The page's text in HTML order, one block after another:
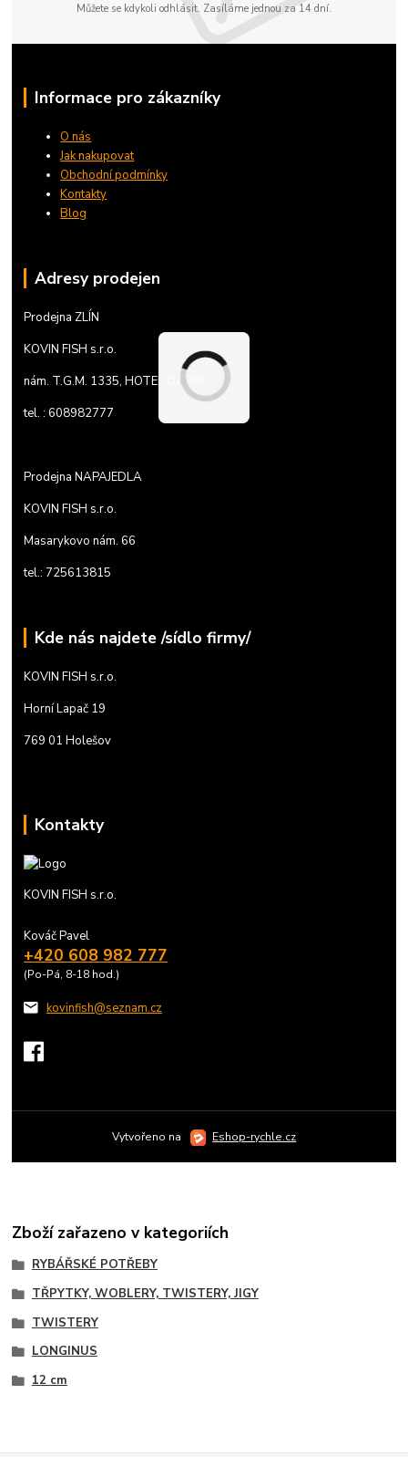
Můžete se kdykoli odhlásit. Zasíláme jednou za 14 dní.
Informace pro zákazníky
O nás
Jak nakupovat
Obchodní podmínky
Kontakty
Blog
Adresy prodejen
Prodejna ZLÍN
KOVIN FISH s.r.o.
nám. T.G.M. 1335, HOTEL GARNI
tel. : 608982777
Prodejna NAPAJEDLA
KOVIN FISH s.r.o.
Masarykovo nám. 66
tel.: 725613815
Kde nás najdete /sídlo firmy/
KOVIN FISH s.r.o.
Horní Lapač 19
769 01 Holešov
Kontakty
KOVIN FISH s.r.o.
Kováč Pavel
+420 608 982 777
(Po-Pá, 8-18 hod.)
kovinfish@seznam.cz
Vytvořeno na Eshop-rychle.cz
Zboží zařazeno v kategoriích
RYBÁŘSKÉ POTŘEBY
TŘPYTKY, WOBLERY, TWISTERY, JIGY
TWISTERY
LONGINUS
12 cm